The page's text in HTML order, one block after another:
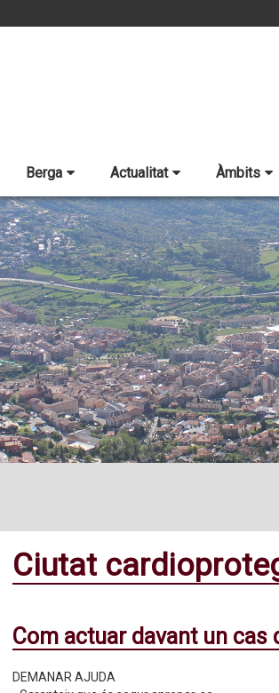
Berga Actualitat Àmbits
Ciutat
Com actuar davant un cas
DEMANAR AJUDA